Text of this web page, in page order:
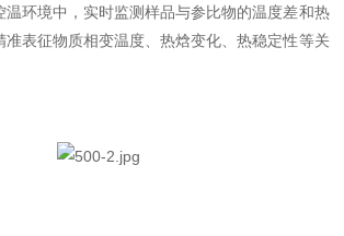
温环境中，实时监测样品与参比物的温度差和热
准表征物质相变温度、热焓变化、热稳定性等关